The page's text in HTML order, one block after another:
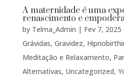
A maternidade é uma
renascimento e
by Telma_Admin | Fev 7, 2025
Grávidas, Gravidez,
Meditação e Relaxamento,
Alternativas, Uncategorized,